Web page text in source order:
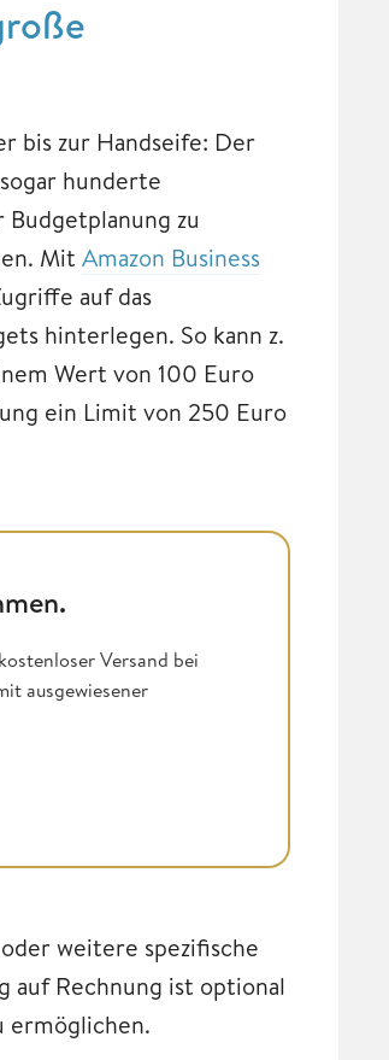
bis zur Handseife: Der
hunderte
zu
Mit Amazon Business
auf das
hinterlegen. So kann z.
Wert von 100 Euro
ein Limit von 250 Euro
Versand bei
ausgewiesener
weitere spezifische
auf Rechnung ist optional
ermöglichen.